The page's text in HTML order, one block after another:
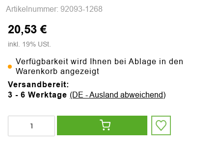
Artikelnummer: 92093-1268
20,53 €
inkl. 19% USt.
Verfügbarkeit wird Ihnen bei Ablage in den
Warenkorb angezeigt
Versandbereit:
3 - 6 Werktage (DE - Ausland abweichend)